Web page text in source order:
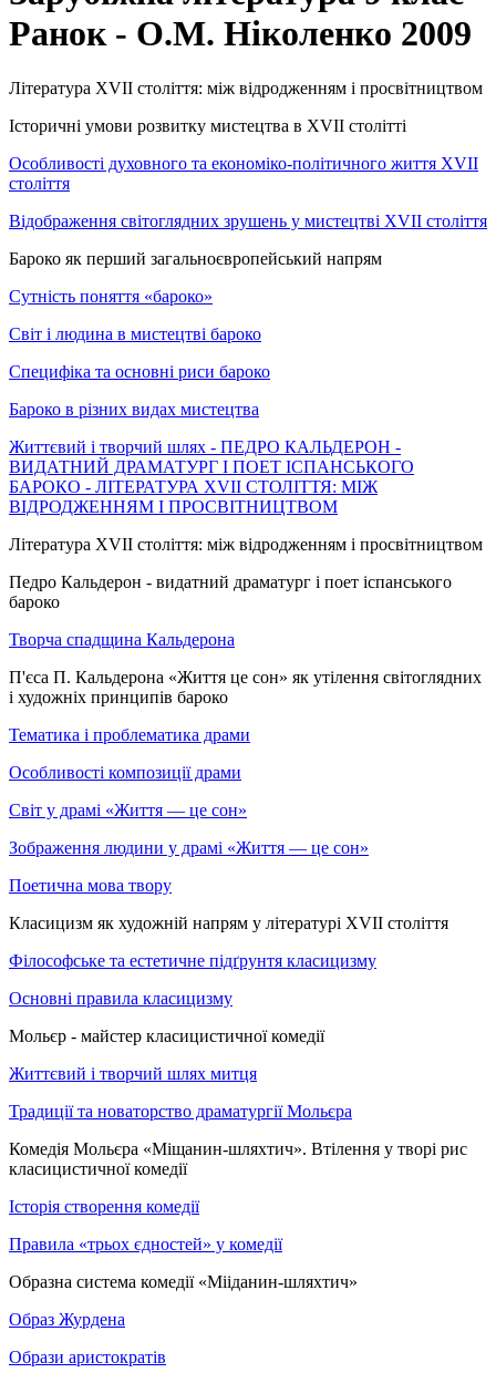
Ранок - О.М. Ніколенко 2009
Література XVII століття: між відродженням і просвітництвом
Історичні умови розвитку мистецтва в XVII столітті
Особливості духовного та економіко-політичного життя XVII
століття
Відображення світоглядних зрушень у мистецтві XVII століття
Бароко як перший загальноєвропейський напрям
Сутність поняття «бароко»
Світ і людина в мистецтві бароко
Специфіка та основні риси бароко
Бароко в різних видах мистецтва
Життєвий і творчий шлях - ПЕДРО КАЛЬДЕРОН -
ВИДАТНИЙ ДРАМАТУРГ І ПОЕТ ІСПАНСЬКОГО
БАРОКО - ЛІТЕРАТУРА XVII СТОЛІТТЯ: МІЖ
ВІДРОДЖЕННЯМ І ПРОСВІТНИЦТВОМ
Література XVII століття: між відродженням і просвітництвом
Педро Кальдерон - видатний драматург і поет іспанського
бароко
Творча спадщина Кальдерона
П'єса П. Кальдерона «Життя це сон» як утілення світоглядних
і художніх принципів бароко
Тематика і проблематика драми
Особливості композиції драми
Світ у драмі «Життя — це сон»
Зображення людини у драмі «Життя — це сон»
Поетична мова твору
Класицизм як художній напрям у літературі XVII століття
Філософське та естетичне підґрунтя класицизму
Основні правила класицизму
Мольєр - майстер класицистичної комедії
Життєвий і творчий шлях митця
Традиції та новаторство драматургії Мольєра
Комедія Мольєра «Міщанин-шляхтич». Втілення у творі рис
класицистичної комедії
Історія створення комедії
Правила «трьох єдностей» у комедії
Образна система комедії «Мііданин-шляхтич»
Образ Журдена
Образи аристократів